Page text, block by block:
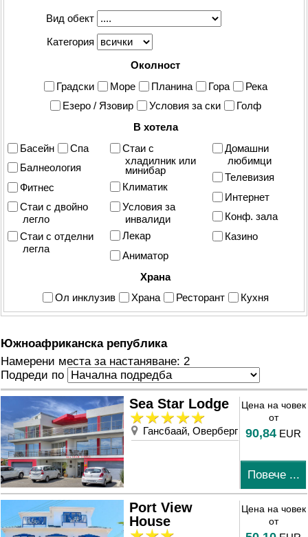
Вид обект
Категория
Околност
Градски
Море Планина Гора
Река
Езеро / Язовир
Условия за ски
Голф
В хотела
Басейн
Спа
Балнеология
Фитнес
Стаи с двойно
легло
Стаи с отделни
легла
Стаи с
хладилник или
минибар
Климатик
Условия за
инвалиди
Лекар
Аниматор
Домашни
любимци
Телевизия
Интернет
Конф. зала
Казино
Храна
Ол инклузив
Храна Ресторант Кухня
Южноафриканска република
Намерени места за настаняване: 2
Подреди по
Sea Star Lodge
Гансбаай, Оверберг
Цена на човек
от
90,84 EUR
Повече ...
Port View
House
Цена на човек
от